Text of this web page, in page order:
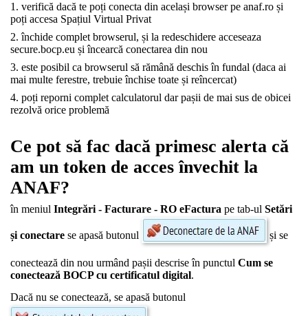
verifică dacă te poți conecta din același browser pe anaf.ro și
poți accesa Spațiul Virtual Privat
închide complet browserul, și la redeschidere acceseaza
secure.bocp.eu și încearcă conectarea din nou
este posibil ca browserul să rămână deschis în fundal (daca ai
mai multe ferestre, trebuie închise toate și reîncercat)
poți reporni complet calculatorul dar pașii de mai sus de obicei
rezolvă orice problemă
Ce pot să fac dacă primesc alerta că
am un token de acces învechit la
ANAF?
în meniul Integrări - Facturare - RO eFactura pe tab-ul Setări
și conectare se apasă butonul și se
conectează din nou urmând pașii descrise în punctul Cum se
conectează BOCP cu certificatul digital.
Dacă nu se conectează, se apasă butonul